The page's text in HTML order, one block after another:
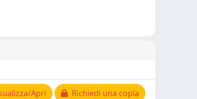
Apri Richiedi una copia